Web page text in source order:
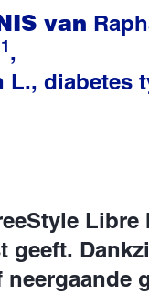
van
1,
L., diabetes
Libre
geeft.